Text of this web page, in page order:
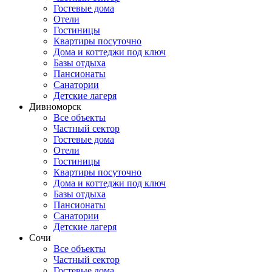
Гостевые дома
Отели
Гостиницы
Квартиры посуточно
Дома и коттеджи под ключ
Базы отдыха
Пансионаты
Санатории
Детские лагеря
Дивноморск
Все объекты
Частный сектор
Гостевые дома
Отели
Гостиницы
Квартиры посуточно
Дома и коттеджи под ключ
Базы отдыха
Пансионаты
Санатории
Детские лагеря
Сочи
Все объекты
Частный сектор